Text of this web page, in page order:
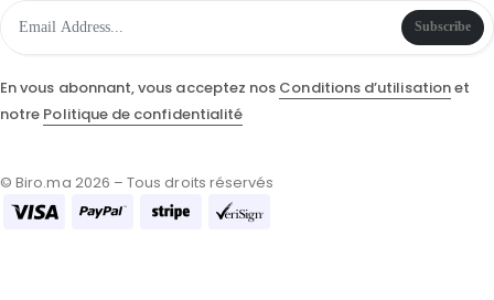
Subscribe
En vous abonnant, vous acceptez nos Conditions d’utilisationet
notre Politique de confidentialité
© Biro.ma 2026 – Tous droits réservés